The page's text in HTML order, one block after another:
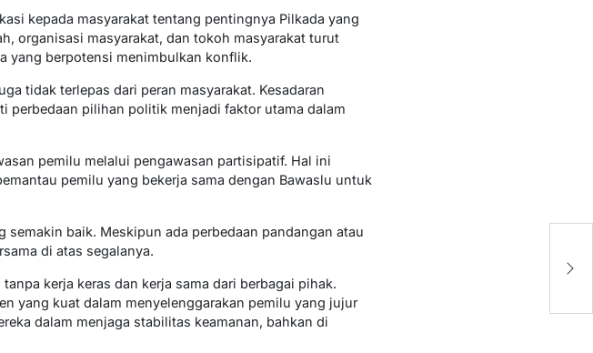
kepada masyarakat tentang pentingnya Pilkada yang
organisasi masyarakat, dan tokoh masyarakat turut
yang berpotensi menimbulkan konflik.
tidak terlepas dari peran masyarakat. Kesadaran
perbedaan pilihan politik menjadi faktor utama dalam
pemilu melalui pengawasan partisipatif. Hal ini
pemilu yang bekerja sama dengan Bawaslu untuk
baik. Meskipun ada perbedaan pandangan atau
di atas segalanya.
kerja keras dan kerja sama dari berbagai pihak.
yang kuat dalam menyelenggarakan pemilu yang jujur
dalam menjaga stabilitas keamanan, bahkan di